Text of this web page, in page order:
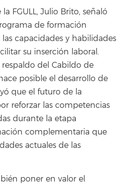
FGULL, Julio Brito, señaló
de formación
capacidades y habilidades
su inserción laboral.
del Cabildo de
posible el desarrollo de
que el futuro de la
reforzar las competencias
durante la etapa
complementaria que
actuales de las
poner en valor el